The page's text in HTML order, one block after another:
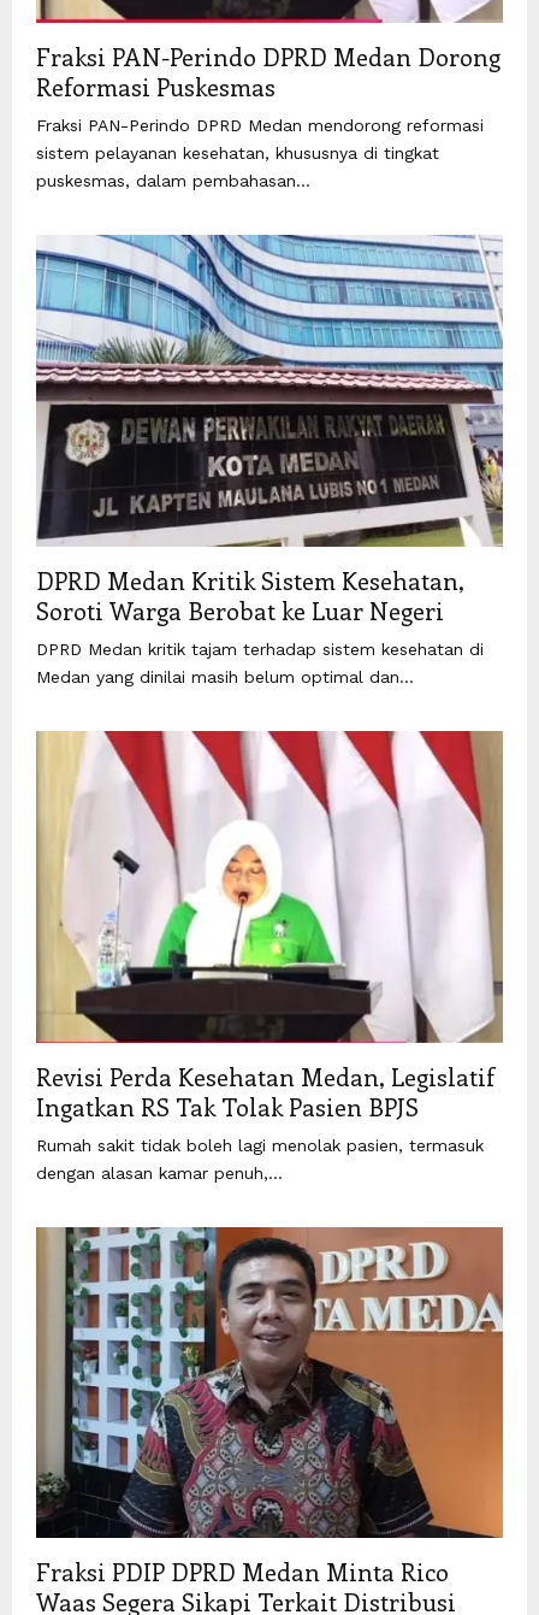
Fraksi PAN-Perindo DPRD Medan Dorong
Reformasi Puskesmas
Fraksi PAN-Perindo DPRD Medan mendorong reformasi
sistem pelayanan kesehatan, khususnya di tingkat
puskesmas, dalam pembahasan...
DPRD Medan Kritik Sistem Kesehatan,
Soroti Warga Berobat ke Luar Negeri
DPRD Medan kritik tajam terhadap sistem kesehatan di
Medan yang dinilai masih belum optimal dan...
Revisi Perda Kesehatan Medan, Legislatif
Ingatkan RS Tak Tolak Pasien BPJS
Rumah sakit tidak boleh lagi menolak pasien, termasuk
dengan alasan kamar penuh,...
Fraksi PDIP DPRD Medan Minta Rico
Waas Segera Sikapi Terkait Distribusi